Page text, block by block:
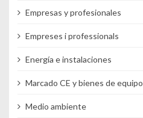
Empresas y profesionales
Empreses i professionals
Energía e instalaciones
Marcado CE y bienes de equipo
Medio ambiente